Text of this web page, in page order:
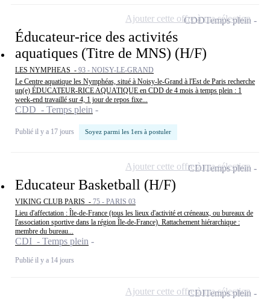
Éducateur-rice des activités
aquatiques (Titre de MNS) (H/F)
LES NYMPHEAS - 93 - NOISY-LE-GRAND
Le Centre aquatique les Nymphéas, situé à Noisy-le-Grand à l'Est de Paris recherche
un(e) ÉDUCATEUR-RICE AQUATIQUE en CDD de 4 mois à temps plein : 1
week-end travaillé sur 4, 1 jour de repos fixe...
CDD - Temps plein
Publié il y a 17 jours Soyez parmi les 1ers à postuler
CDDTemps plein
Ajouter cette offre à ma sélection
Educateur Basketball (H/F)
VIKING CLUB PARIS - 75 - PARIS 03
Lieu d'affectation : Île-de-France (tous les lieux d'activité et créneaux, ou bureaux de
l'association sportive dans la région Île-de-France). Rattachement hiérarchique :
membre du bureau...
CDI - Temps plein
Publié il y a 14 jours
CDITemps plein
Ajouter cette offre à ma sélection
CDITemps plein
Ajouter cette offre à ma sélection